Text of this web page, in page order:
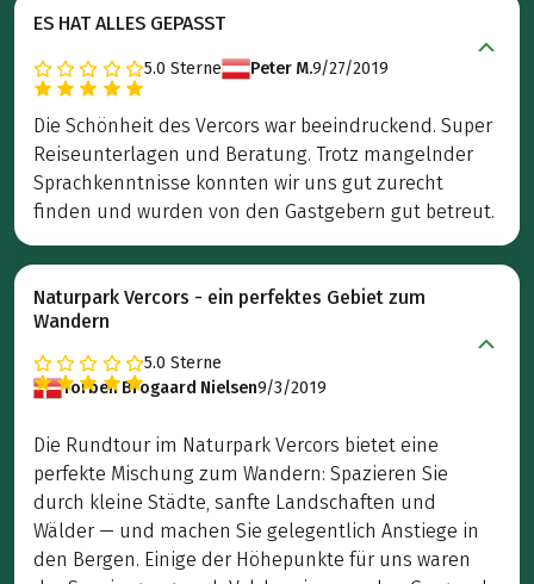
ES HAT ALLES GEPASST
5.0 Sterne Peter M.9/27/2019
Die Schönheit des Vercors war beeindruckend. Super
Reiseunterlagen und Beratung. Trotz mangelnder
Sprachkenntnisse konnten wir uns gut zurecht
finden und wurden von den Gastgebern gut betreut.
Naturpark Vercors - ein perfektes Gebiet zum
Wandern
5.0 Sterne
Torben Brogaard Nielsen9/3/2019
Die Rundtour im Naturpark Vercors bietet eine
perfekte Mischung zum Wandern: Spazieren Sie
durch kleine Städte, sanfte Landschaften und
Wälder — und machen Sie gelegentlich Anstiege in
den Bergen. Einige der Höhepunkte für uns waren